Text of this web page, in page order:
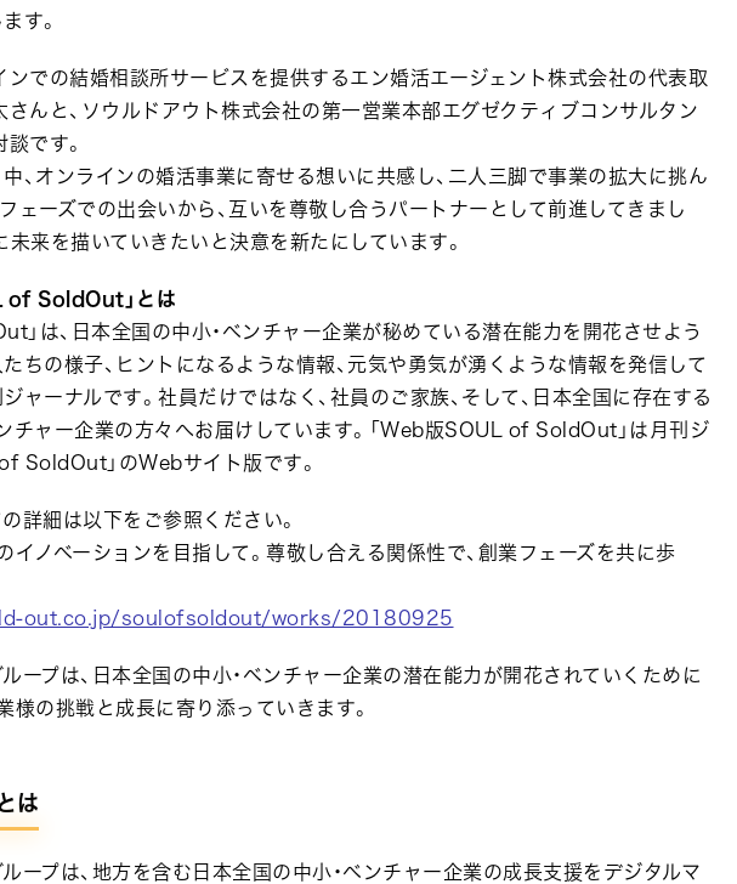
す。
ンでの結婚相談所サービスを提供するエン婚活エージェント株式会社の代表取
んと、ソウルドアウト株式会社の第一営業本部エグゼクティブコンサルタン
です。
、オンラインの婚活事業に寄せる想いに共感し、二人三脚で事業の拡大に挑ん
ェーズでの出会いから、互いを尊敬し合うパートナーとして前進してきまし
未来を描いていきたいと決意を新たにしています。
of SoldOut」とは
」は、日本全国の中小・ベンチャー企業が秘めている潜在能力を開花させよう
ちの様子、ヒントになるような情報、元気や勇気が湧くような情報を発信して
ャーナルです。社員だけではなく、社員のご家族、そして、日本全国に存在する
チャー企業の方々へお届けしています。「Web版SOUL of SoldOut」は月刊ジ
SoldOut」のWebサイト版です。
詳細は以下をご参照ください。
イノベーションを目指して。尊敬し合える関係性で、創業フェーズを共に歩
out.co.jp/soulofsoldout/works/20180925
ープは、日本全国の中小・ベンチャー企業の潜在能力が開花されていくために
様の挑戦と成長に寄り添っていきます。
は
ープは、地方を含む日本全国の中小・ベンチャー企業の成長支援をデジタルマ